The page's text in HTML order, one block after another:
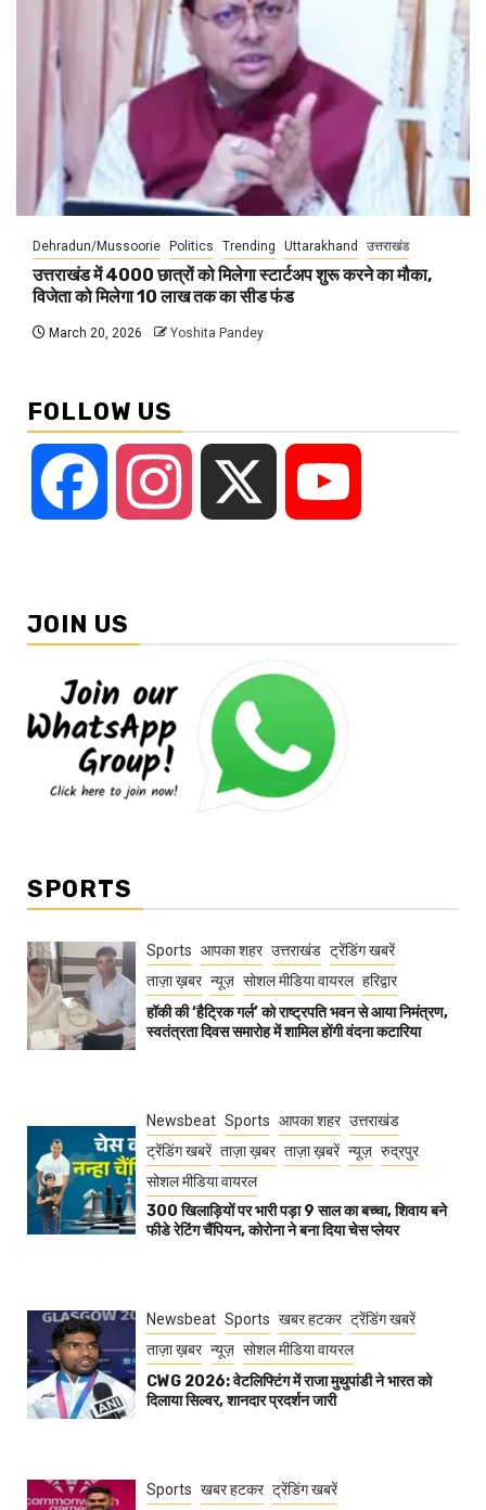
Dehradun/Mussoorie Politics Trending Uttarakhand उत्तराखंड
उत्तराखंड में 4000 छात्रों को मिलेगा स्टार्टअप शुरू करने का मौका,
विजेता को मिलेगा 10 लाख तक का सीड फंड
March 20, 2026 Yoshita Pandey
FOLLOW US
Facebook Instagram
JOIN US
SPORTS
Sports आपका शहर उत्तराखंड ट्रेंडिंग खबरें
ताज़ा ख़बर न्यूज़ सोशल मीडिया वायरल हरिद्वार
हॉकी की ‘हैट्रिक गर्ल’ को राष्ट्रपति भवन से आया निमंत्रण,
स्वतंत्रता दिवस समारोह में शामिल होंगी वंदना कटारिया
Newsbeat Sports आपका शहर उत्तराखंड
ट्रेंडिंग खबरें ताज़ा ख़बर ताज़ा ख़बरें न्यूज़ रुद्रपुर
सोशल मीडिया वायरल
300 खिलाड़ियों पर भारी पड़ा 9 साल का बच्चा, शिवाय बने
फीडे रेटिंग चैंपियन, कोरोना ने बना दिया चेस प्लेयर
Newsbeat Sports खबर हटकर ट्रेंडिंग खबरें
ताज़ा ख़बर न्यूज़ सोशल मीडिया वायरल
CWG 2026: वेटलिफ्टिंग में राजा मुथुपांडी ने भारत को
दिलाया सिल्वर, शानदार प्रदर्शन जारी
Sports खबर हटकर ट्रेंडिंग खबरें